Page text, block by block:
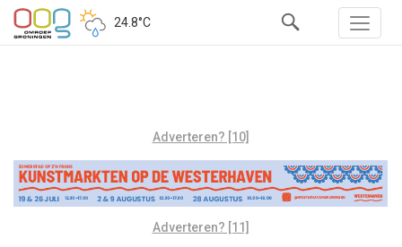
24.8°C
Adverteren? [10]
Adverteren? [11]